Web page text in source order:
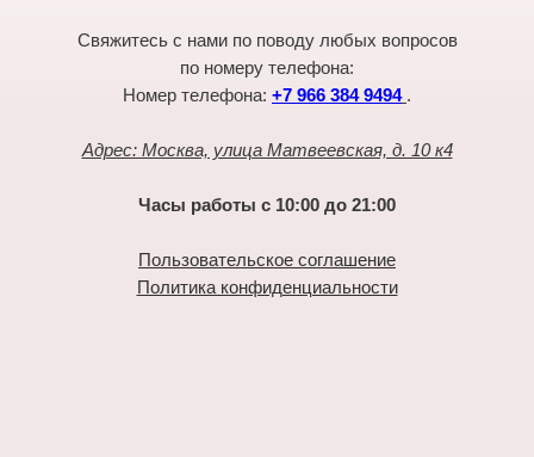
Свяжитесь с нами по поводу любых вопросов
по номеру телефона:
Номер телефона: +7 966 384 9494 .
Адрес: Москва, улица Матвеевская, д. 10 к4
Часы работы с 10:00 до 21:00
Пользовательское соглашение
Политика конфиденциальности